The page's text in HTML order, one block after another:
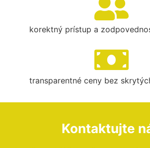
korektný prístup a
transparentné ceny bez
Kontaktujte